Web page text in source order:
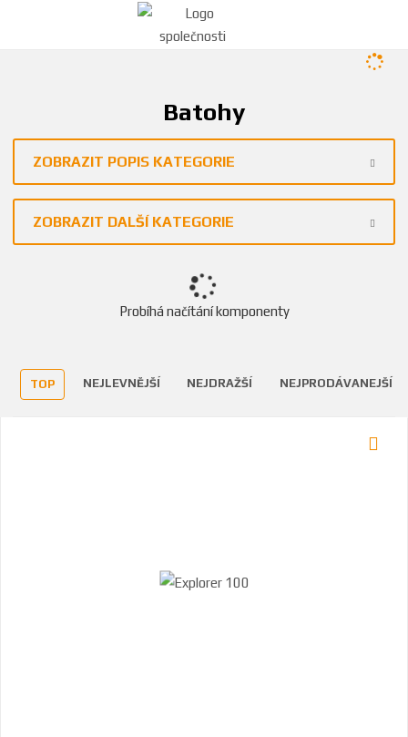
Batohy
ZOBRAZIT POPIS KATEGORIE
ZOBRAZIT DALŠÍ KATEGORIE
Probíhá načítání komponenty
TOP NEJLEVNĚJŠÍ NEJDRAŽŠÍ NEJPRODÁVANEJŠÍ